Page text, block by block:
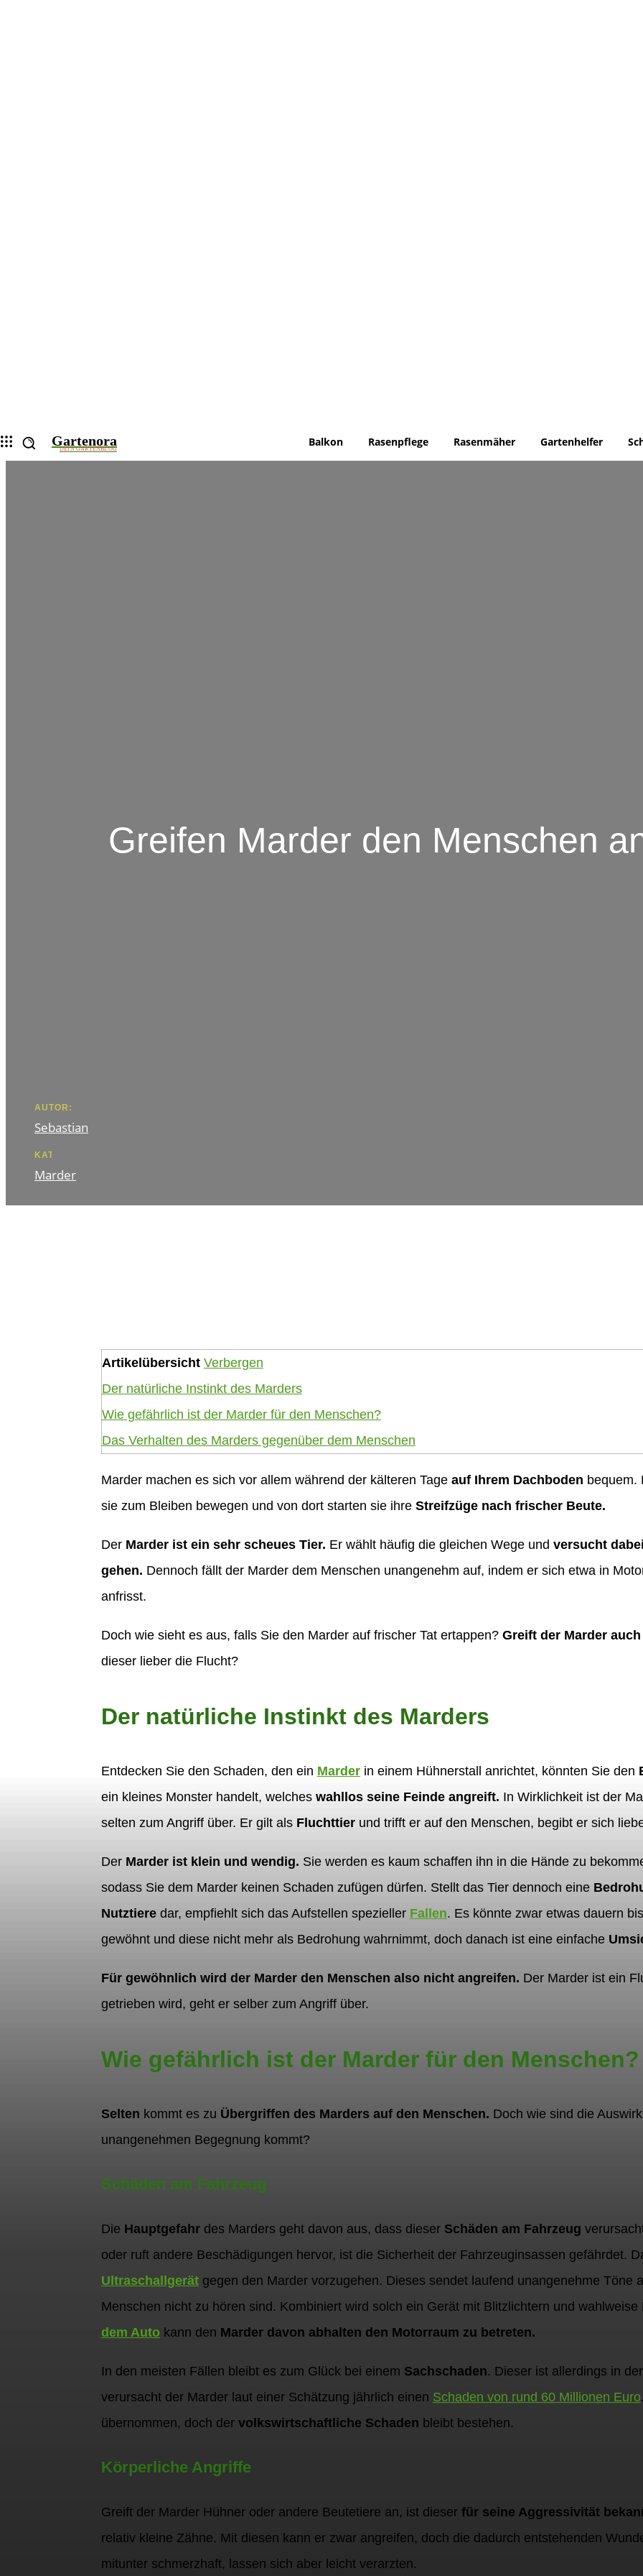
Gartenora
DEIN GARTENBLOG
Balkon Rasenpflege Rasenmäher Gartenhelfer
Greifen Marder den Menschen
AUTOR:
Sebastian
KATEGORIE
Marder
Artikelübersicht Verbergen
Der natürliche Instinkt des Marders
Wie gefährlich ist der Marder für den Menschen?
Das Verhalten des Marders gegenüber dem Menschen
Marder machen es sich vor allem während der kälteren Tage auf Ihrem Dachboden bequem.
sie zum Bleiben bewegen und von dort starten sie ihre Streifzüge nach frischer Beute.
Der Marder ist ein sehr scheues Tier. Er wählt häufig die gleichen Wege und versucht
gehen. Dennoch fällt der Marder dem Menschen unangenehm auf, indem er sich etwa in
anfrisst.
Doch wie sieht es aus, falls Sie den Marder auf frischer Tat ertappen?Greift der Marder
dieser lieber die Flucht?
Der natürliche Instinkt des Marders
Entdecken Sie den Schaden, den ein Marderin einem Hühnerstall anrichtet, könnten Sie den
ein kleines Monster handelt, welches wahllos seine Feinde angreift. In Wirklichkeit ist der
selten zum Angriff über. Er gilt als Fluchttier und trifft er auf den Menschen, begibt er sich
Der Marder ist klein und wendig. Sie werden es kaum schaffen ihn in die Hände zu
sodass Sie dem Marder keinen Schaden zufügen dürfen. Stellt das Tier dennoch eine
Nutztieredar, empfiehlt sich das Aufstellen spezieller Fallen. Es könnte zwar etwas dauern
gewöhnt und diese nicht mehr als Bedrohung wahrnimmt, doch danach ist eine einfache
Für gewöhnlich wird der Marder den Menschen also nicht angreifen. Der Marder ist ein
getrieben wird, geht er selber zum Angriff über.
Wie gefährlich ist der Marder für den Menschen?
Selten kommt es zu Übergriffen des Marders auf den Menschen. Doch wie sind die
unangenehmen Begegnung kommt?
Schäden am Fahrzeug
Die Hauptgefahr des Marders geht davon aus, dass dieser Schäden am Fahrzeug
oder ruft andere Beschädigungen hervor, ist die Sicherheit der Fahrzeuginsassen gefährdet.
Ultraschallgerätgegen den Marder vorzugehen. Dieses sendet laufend unangenehme Töne
Menschen nicht zu hören sind. Kombiniert wird solch ein Gerät mit Blitzlichtern und
dem Autokann den Marder davon abhalten den Motorraum zu betreten.
In den meisten Fällen bleibt es zum Glück bei einem Sachschaden. Dieser ist allerdings in
verursacht der Marder laut einer Schätzung jährlich einen Schaden von rund 60 Millionen Euro
übernommen, doch der volkswirtschaftliche Schaden bleibt bestehen.
Körperliche Angriffe
Greift der Marder Hühner oder andere Beutetiere an, ist dieser für seine Aggressivität
relativ kleine Zähne. Mit diesen kann er zwar angreifen, doch die dadurch entstehenden
mitunter schmerzhaft, lassen sich aber leicht verarzten.